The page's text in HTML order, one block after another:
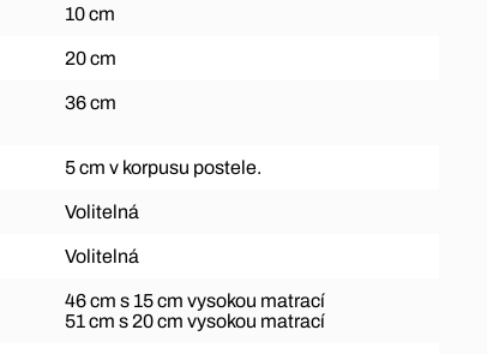
10 cm
20 cm
36 cm
5 cm v korpusu postele.
Volitelná
Volitelná
46 cm s 15 cm vysokou matrací
51 cm s 20 cm vysokou matrací